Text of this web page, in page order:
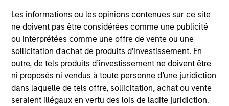
Les informations ou les opinions contenues sur ce site
ne doivent pas être considérées comme une publicité
ou interprétées comme une offre de vente ou une
sollicitation d'achat de produits d'investissement. En
outre, de tels produits d’investissement ne doivent être
ni proposés ni vendus à toute personne d’une juridiction
dans laquelle de tels offre, sollicitation, achat ou vente
seraient illégaux en vertu des lois de ladite juridiction.
1
A differentiated core approach to global
equity investing
We combine a top down and bottom up approach to
global equity investing. We analyze where we are in the
macro cycle, evaluate the return potential of each